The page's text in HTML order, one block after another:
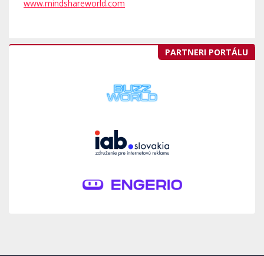
www.mindshareworld.com
PARTNERI PORTÁLU